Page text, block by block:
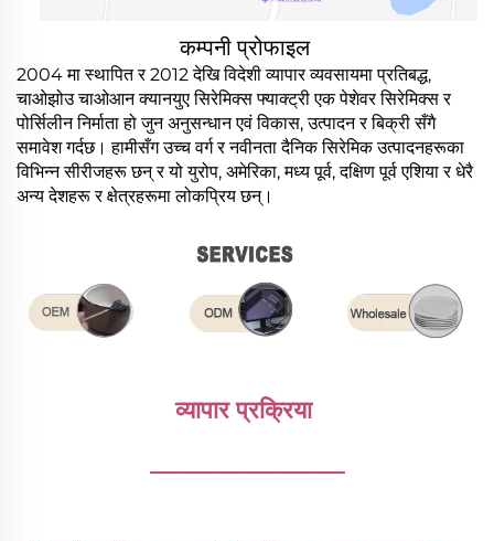
कम्पनी प्रोफाइल
2004 मा स्थापित र 2012 देखि विदेशी व्यापार व्यवसायमा प्रतिबद्ध,
चाओझोउ चाओआन क्यानयुए सिरेमिक्स फ्याक्ट्री एक पेशेवर सिरेमिक्स र
पोर्सिलीन निर्माता हो जुन अनुसन्धान एवं विकास, उत्पादन र बिक्री सँगै
समावेश गर्दछ। हामीसँग उच्च वर्ग र नवीनता दैनिक सिरेमिक उत्पादनहरूका
विभिन्न सीरीजहरू छन् र यो युरोप, अमेरिका, मध्य पूर्व, दक्षिण पूर्व एशिया र धेरै
अन्य देशहरू र क्षेत्रहरूमा लोकप्रिय छन्।
व्यापार प्रक्रिया
________________